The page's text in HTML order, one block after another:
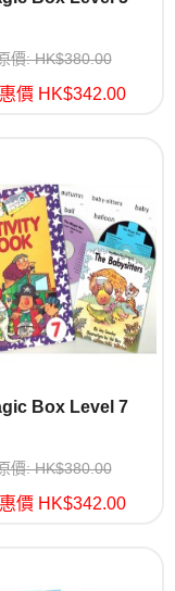
價: HK$380.00
價 HK$342.00
Box Level 7
價: HK$380.00
價 HK$342.00